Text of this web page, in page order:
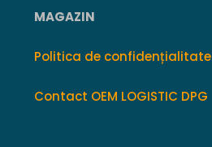
MAGAZIN
Politica de confidențialitate
Contact OEM LOGISTIC DPG